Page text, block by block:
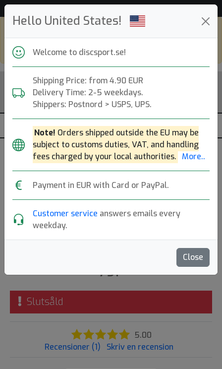
Hello United States!
Welcome to discsport.se!
Shipping Price: from 4.90 EUR
Delivery Time: 2-5 weekdays.
Shippers: Postnord > USPS, UPS.
Note! Orders shipped outside the EU may be
subject to customs duties, VAT, and handling
fees charged by your local authorities. More..
Payment in EUR with Card or PayPal.
Customer service answers emails every
weekday.
Close
go todiscsport.com
Previous Next
Night Glow Fastback
79:-
Slutsåld
5.00
Recensioner (1)
Skriv en recension